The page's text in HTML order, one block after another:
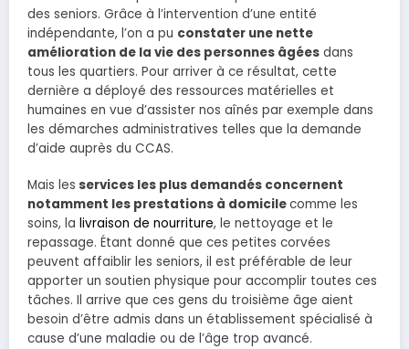
des seniors. Grâce à l’intervention d’une entité
indépendante, l’on a pu constater une nette
amélioration de la vie des personnes âgées dans
tous les quartiers. Pour arriver à ce résultat, cette
dernière a déployé des ressources matérielles et
humaines en vue d’assister nos aînés par exemple dans
les démarches administratives telles que la demande
d’aide auprès du CCAS.
Mais les services les plus demandés concernent
notamment les prestations à domicilecomme les
soins, la livraison de nourriture, le nettoyage et le
repassage. Étant donné que ces petites corvées
peuvent affaiblir les seniors, il est préférable de leur
apporter un soutien physique pour accomplir toutes ces
tâches. Il arrive que ces gens du troisième âge aient
besoin d’être admis dans un établissement spécialisé à
cause d’une maladie ou de l’âge trop avancé.